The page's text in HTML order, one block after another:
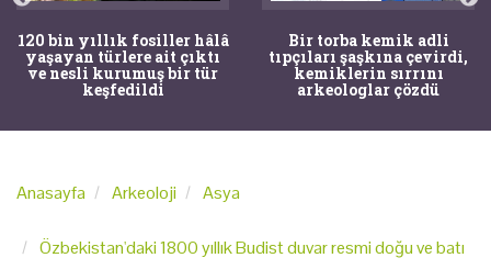
Bir torba kemik adli
tıpçıları şaşkına çevirdi,
kemiklerin sırrını
arkeologlar çözdü
Mandalya Körfezi’nde
denize dalan çocuğun
dikkati arkeolojik keşife
yol açtı
Anasayfa Arkeoloji Asya
Özbekistan'daki 1800 yıllık Budist duvar resmi doğu ve batı